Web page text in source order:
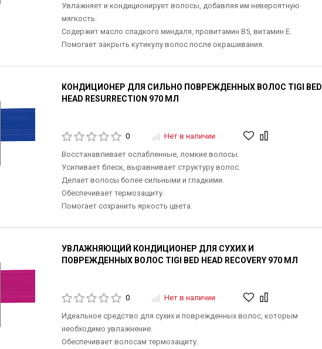
Увлажняет и кондиционирует волосы, добавляя им невероятную
мягкость.
Содержит масло сладкого миндаля, провитамин В5, витамин Е.
Помогает закрыть кутикулу волос после окрашивания.
КОНДИЦИОНЕР ДЛЯ СИЛЬНО ПОВРЕЖДЕННЫХ ВОЛОС TIGI BED
HEAD RESURRECTION 970 МЛ
0 Нет в наличии
Восстанавливает ослабленные, ломкие волосы.
Усиливает блеск, выравнивает структуру волос.
Делает волосы более сильными и гладкими.
Обеспечивает термозащиту.
Помогает сохранить яркость цвета.
УВЛАЖНЯЮЩИЙ КОНДИЦИОНЕР ДЛЯ СУХИХ И
ПОВРЕЖДЕННЫХ ВОЛОС TIGI BED HEAD RECOVERY 970 МЛ
0 Нет в наличии
Идеальное средство для сухих и поврежденных волос, которым
необходимо увлажнение.
Обеспечивает волосам термозащиту.